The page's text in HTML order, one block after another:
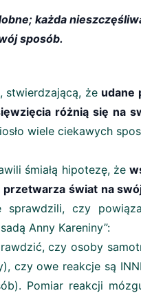
każda
sposób.
stwierdzającą, że udane
różnią się na
wiele ciekawych
śmiałą hipotezę, że
świat na
sprawdzili, czy
Anny Kareniny”:
czy osoby
czy owe reakcje są
Pomiar reakcji